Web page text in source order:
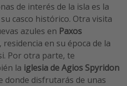
de interés de la isla es la
casco histórico. Otra visita
azules en Paxos
, residencia en su época de la
Por otra parte, te
la iglesia de Agios Spyridon
donde disfrutarás de unas